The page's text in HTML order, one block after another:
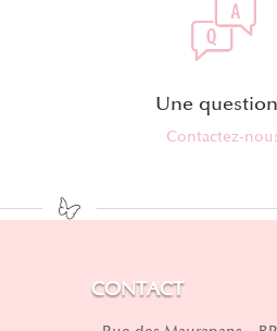
Une
Contactez-
CONTACT